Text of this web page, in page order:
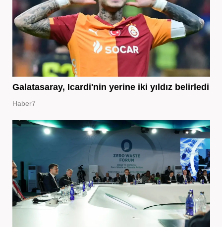
Galatasaray, Icardi'nin yerine iki yıldız belirledi
Haber7